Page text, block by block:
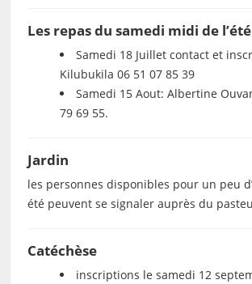
Les repas du samedi midi de l’été
Samedi 18 Juillet contact et
Kilubukila 06 51 07 85 39
Samedi 15 Aout: Albertine
79 69 55.
Jardin
les personnes disponibles pour un peu
été peuvent se signaler auprès du
Catéchèse
inscriptions le samedi 12